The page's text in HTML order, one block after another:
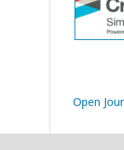
Open